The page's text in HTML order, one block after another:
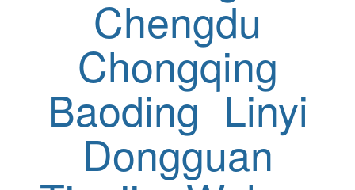
Chengdu
Chongqing
Baoding Linyi
Dongguan